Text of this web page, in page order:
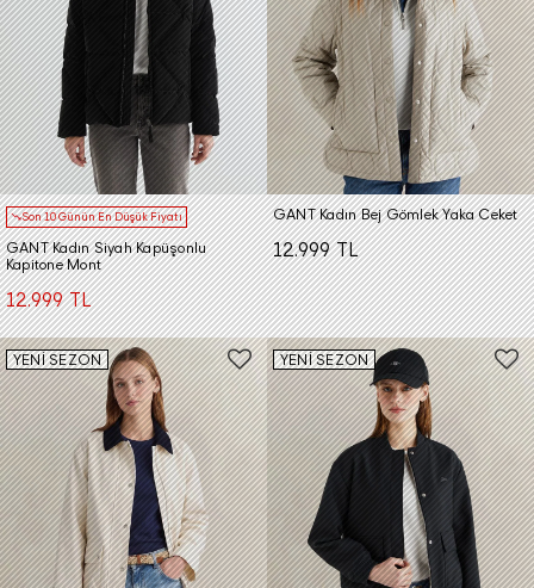
Son 10 Günün En Düşük Fiyatı
GANT Kadın Siyah Kapüşonlu
Kapitone Mont
12.999 TL
GANT Kadın Bej Gömlek Yaka Ceket
12.999 TL
YENİ SEZON YENİ SEZON